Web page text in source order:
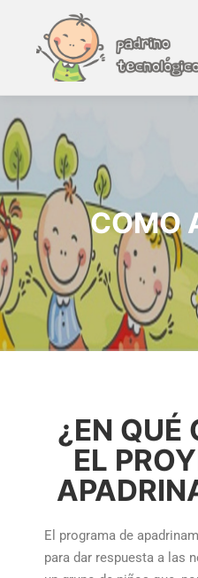
COMO
¿EN QUÉ
EL
El programa de
para dar respuesta a las